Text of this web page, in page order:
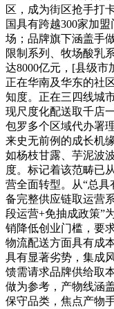
区，成为街区抢手打
国具有跨越300家加
场；品牌旗下涵盖手
限制系列、牧场酸乳
达8000亿元，[县级市
正在华南及华东的社
知度。正在三四线城
现尺度化配送取千店
包罗多个区域代办署
来史无前例的成长机
如杨枝甘露、芋泥波
度。标记着该范畴已
营全面转型。从“总
备完整供应链取运营
段运营+免抽成政策”
销降低创业门槛，要
物流配送方面具有成
具有显著劣势，集成
馈需请求品牌供给取
做为参考，产物线涵
保守品类，焦点产物